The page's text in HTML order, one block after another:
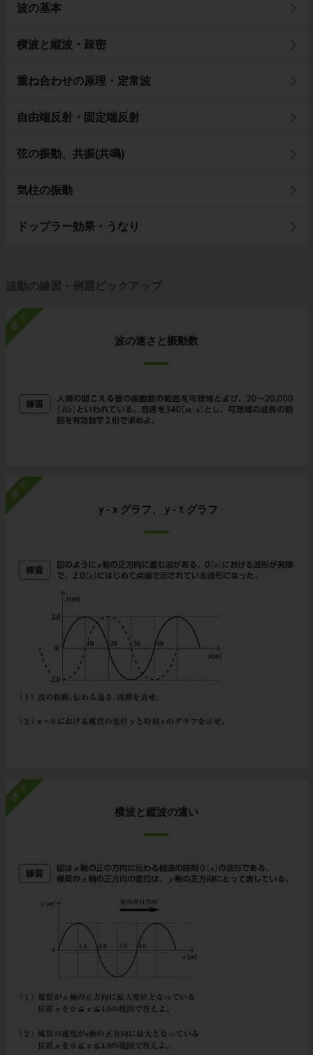
波の基本
横波と縦波・疎密
重ね合わせの原理・定常波
自由端反射・固定端反射
弦の振動、共振(共鳴)
気柱の振動
ドップラー効果・うなり
波動の練習・例題ピックアップ
練習
波の速さと振動数
練習
ｙ-ｘグラフ、ｙ-ｔグラフ
練習
横波と縦波の違い